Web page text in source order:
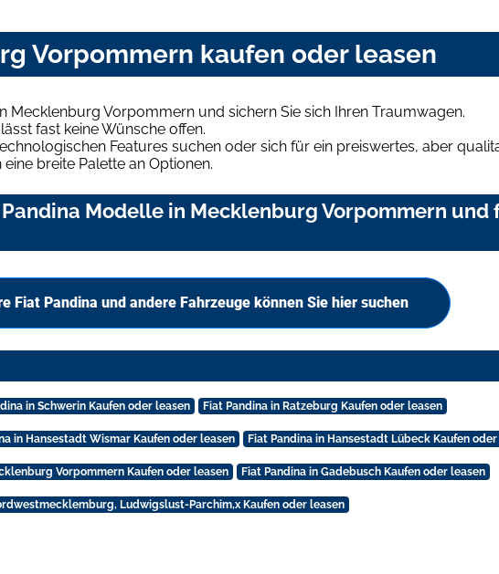
Vorpommern kaufen oder leasen
Mecklenburg Vorpommern und sichern Sie sich Ihren Traumwagen.
fast keine Wünsche offen.
Features suchen oder sich für ein preiswertes, aber
breite Palette an Optionen.
Modelle in Mecklenburg Vorpommern und
Fiat Pandina und andere Fahrzeuge können Sie hier suchen
in Schwerin Kaufen oder leasen Fiat Pandina in Ratzeburg Kaufen oder leasen
in Hansestadt Wismar Kaufen oder leasen Fiat Pandina in Hansestadt Lübeck Kaufen
Vorpommern Kaufen oder leasen Fiat Pandina in Gadebusch Kaufen oder leasen
Ludwigslust-Parchim,x Kaufen oder leasen